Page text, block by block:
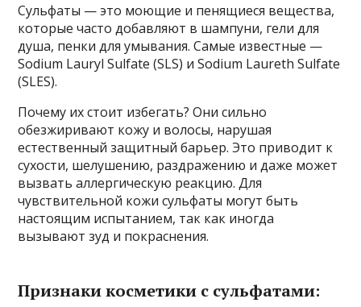
Сульфаты — это моющие и пенящиеся вещества,
которые часто добавляют в шампуни, гели для
душа, пенки для умывания. Самые известные —
Sodium Lauryl Sulfate (SLS) и Sodium Laureth Sulfate
(SLES).
Почему их стоит избегать? Они сильно
обезжиривают кожу и волосы, нарушая
естественный защитный барьер. Это приводит к
сухости, шелушению, раздражению и даже может
вызвать аллергическую реакцию. Для
чувствительной кожи сульфаты могут быть
настоящим испытанием, так как иногда
вызывают зуд и покраснения.
Признаки косметики с сульфатами: